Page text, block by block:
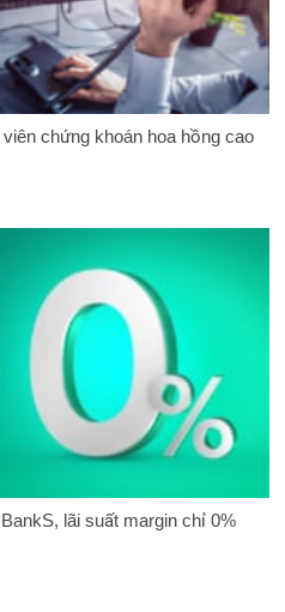
chứng khoán hoa hồng cao
lãi suất margin chỉ 0%